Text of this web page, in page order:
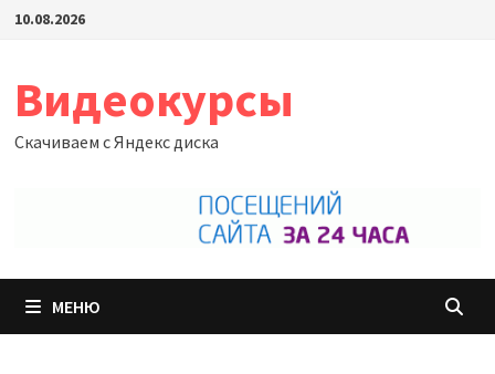
Перейти
10.08.2026
Видеокурсы
Скачиваем с Яндекс диска
МЕНЮ